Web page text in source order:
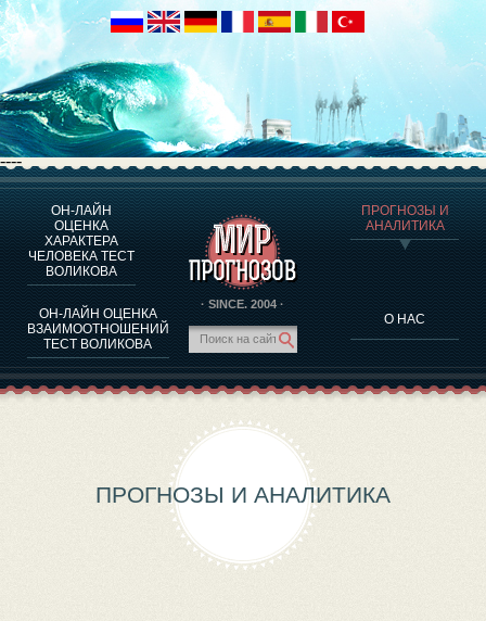
----
ОН-ЛАЙН
ОЦЕНКА
ХАРАКТЕРА
ЧЕЛОВЕКА ТЕСТ
ВОЛИКОВА
ОН-ЛАЙН ОЦЕНКА
ВЗАИМООТНОШЕНИЙ
ТЕСТ ВОЛИКОВА
· SINCE. 2004 ·
ПРОГНОЗЫ И
АНАЛИТИКА
О НАС
О ПРОГРАММЕ
ОЦЕНКА ХАРАКТЕРA ЧЕЛОВЕКА
ОЦЕНКА ХАРАКТЕРА ВЫДАЮЩИХСЯ ЛИЧНОСТЕЙ
О ПРОГРАММЕ
ТЕСТ НА СОВМЕСТИМОСТЬ ВОЛИКОВА
ПРОГНОЗЫ И АНАЛИТИКА
ПРОГНОЗЫ И АНАЛИТИКА